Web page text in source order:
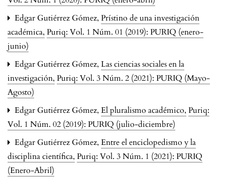
Edgar Gutiérrez Gómez, Prístino de una investigación
académica, Puriq: Vol. 1 Núm. 01 (2019): PURIQ (enero-
junio)
Edgar Gutiérrez Gómez, Las ciencias sociales en la
investigación, Puriq: Vol. 3 Núm. 2 (2021): PURIQ (Mayo-
Agosto)
Edgar Gutiérrez Gómez, El pluralismo académico, Puriq:
Vol. 1 Núm. 02 (2019): PURIQ (julio-diciembre)
Edgar Gutiérrez Gómez, Entre el enciclopedismo y la
disciplina científica, Puriq: Vol. 3 Núm. 1 (2021): PURIQ
(Enero-Abril)